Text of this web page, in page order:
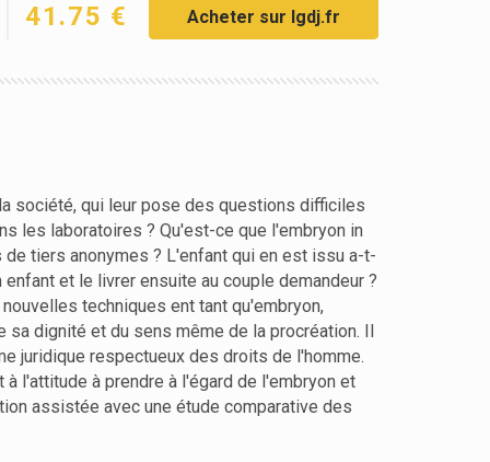
41.75 € Acheter sur lgdj.fr
société, qui leur pose des questions difficiles
les laboratoires ? Qu'est-ce que l'embryon in
tiers anonymes ? L'enfant qui en est issu a-t-
et le livrer ensuite au couple demandeur ?
techniques ent tant qu'embryon,
sa dignité et du sens même de la procréation. Il
juridique respectueux des droits de l'homme.
l'attitude à prendre à l'égard de l'embryon et
assistée avec une étude comparative des